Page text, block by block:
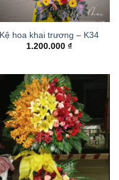
Kệ hoa khai trương – K34
1.200.000 ₫